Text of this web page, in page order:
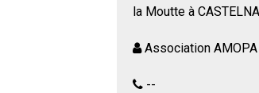
la Moutte à
Association AMOPA
--